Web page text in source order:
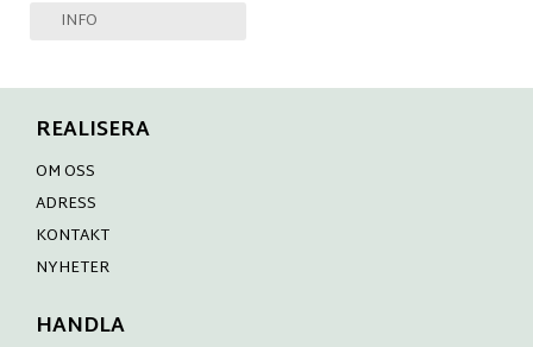
INFO
REALISERA
OM OSS
ADRESS
KONTAKT
NYHETER
HANDLA